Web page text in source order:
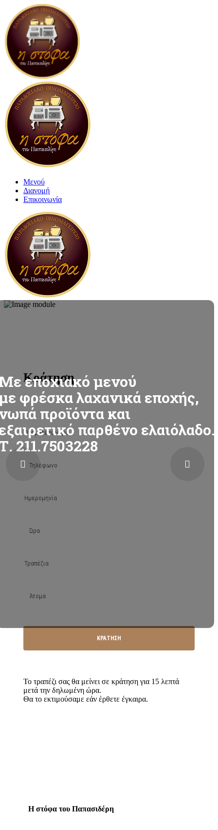
Μενού
Διανομή
Επικοινωνία
εποχιακό μενού
φρέσκα λαχανικά εποχής,
προϊόντα και
παρθένο ελαιόλαδο.
211.7503228
Κράτηση
Το τραπέζι σας θα μείνει σε κράτηση για 15 λεπτά
μετά την δηλωμένη ώρα.
Θα το εκτιμούσαμε εάν έρθετε έγκαιρα.
Η στόφα του Παπασιδέρη